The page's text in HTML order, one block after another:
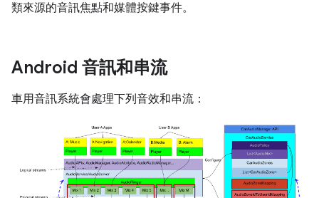
類來源的音訊焦點和媒體按鍵事件。
Android 音訊和串流
車用音訊系統會處理下列音效和串流：